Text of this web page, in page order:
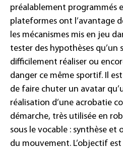
préalablement programmés
plateformes ont l’avantage
les mécanismes mis en jeu
tester des hypothèses
difficilement réaliser ou
danger ce même sportif. Il
de faire chuter un avatar
réalisation d’une acrobatie
démarche, très utilisée en
sous le vocable : synthèse
du mouvement. L’objectif